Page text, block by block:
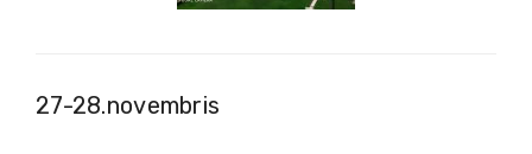
27-28.novembris